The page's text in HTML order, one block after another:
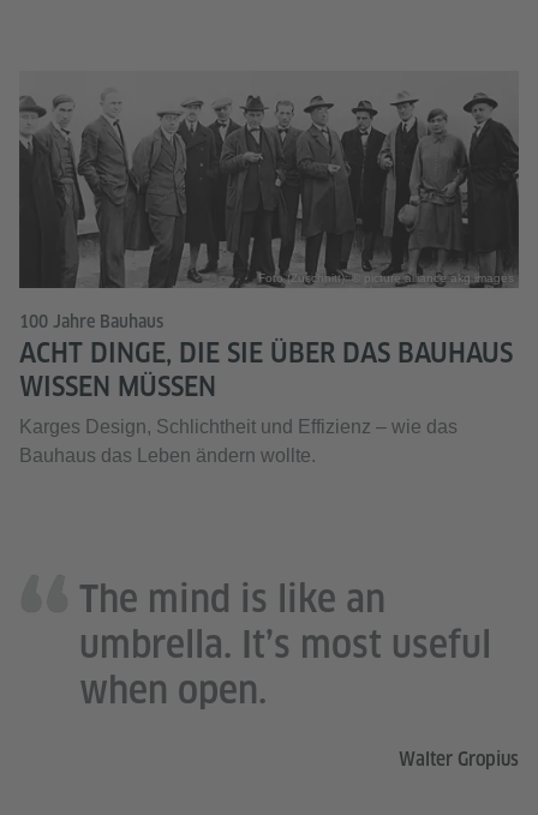
Foto (Zuschnitt): © picture alliance akg images
100 Jahre Bauhaus
ACHT DINGE, DIE SIE ÜBER DAS BAUHAUS
WISSEN MÜSSEN
Karges Design, Schlichtheit und Effizienz – wie das
Bauhaus das Leben ändern wollte.
The mind is like an
umbrella. It’s most useful
when open.
Walter Gropius